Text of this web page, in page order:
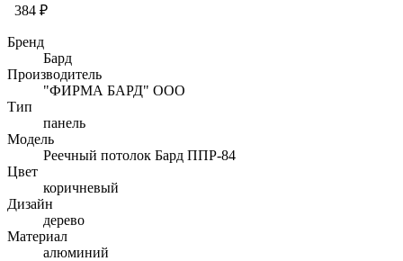
384 ₽
Бренд
Бард
Производитель
"ФИРМА БАРД" ООО
Тип
панель
Модель
Реечный потолок Бард ППР-84
Цвет
коричневый
Дизайн
дерево
Материал
алюминий